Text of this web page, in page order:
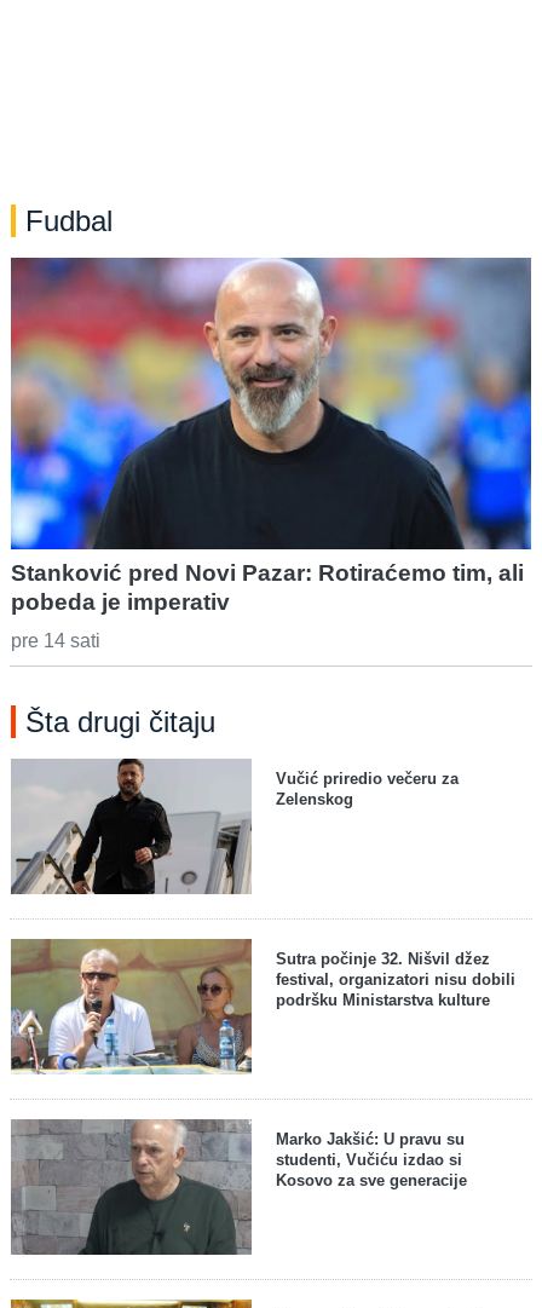
Fudbal
Stanković pred Novi Pazar: Rotiraćemo tim, ali
pobeda je imperativ
pre 14 sati
Šta drugi čitaju
Vučić priredio večeru za
Zelenskog
Sutra počinje 32. Nišvil džez
festival, organizatori nisu dobili
podršku Ministarstva kulture
Marko Jakšić: U pravu su
studenti, Vučiću izdao si
Kosovo za sve generacije